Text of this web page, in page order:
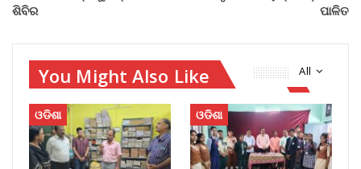
ଶିବିର
ପାଳିତ
All
You Might Also Like
ଓଡିଶା ଓଡିଶା